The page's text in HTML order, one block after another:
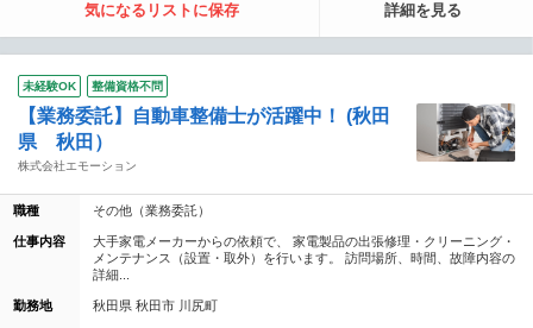
気になるリストに保存 詳細を見る
未経験OK 整備資格不問
【業務委託】自動車整備士が活躍中！ (秋田
県 秋田）
株式会社エモーション
職種 その他（業務委託）
仕事内容
大手家電メーカーからの依頼で、 家電製品の出張修理・クリーニング・
メンテナンス（設置・取外）を行います。 訪問場所、時間、故障内容の
詳細...
勤務地 秋田県 秋田市 川尻町